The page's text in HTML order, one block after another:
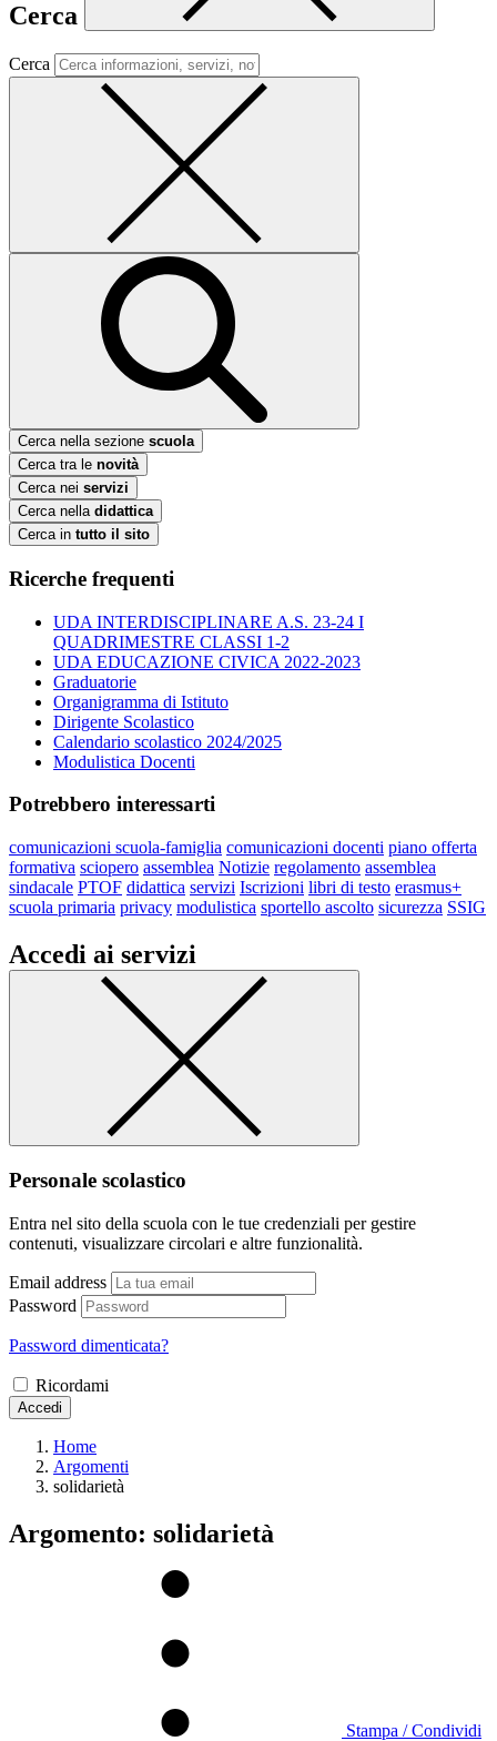
Cerca
Cerca
Cerca nella sezione scuola
Cerca tra le novità
Cerca nei servizi
Cerca nella didattica
Cerca in tutto il sito
Ricerche frequenti
UDA INTERDISCIPLINARE A.S. 23-24 I
QUADRIMESTRE CLASSI 1-2
UDA EDUCAZIONE CIVICA 2022-2023
Graduatorie
Organigramma di Istituto
Dirigente Scolastico
Calendario scolastico 2024/2025
Modulistica Docenti
Potrebbero interessarti
comunicazioni scuola-famiglia comunicazioni docenti piano offerta
formativa sciopero assemblea Notizie regolamento assemblea
sindacale PTOF didattica servizi Iscrizioni libri di testo erasmus+
scuola primaria privacy modulistica sportello ascolto sicurezza SSIG
Accedi ai servizi
Personale scolastico
Entra nel sito della scuola con le tue credenziali per gestire
contenuti, visualizzare circolari e altre funzionalità.
Email address
Password
Password dimenticata?
Ricordami
Accedi
Home
Argomenti
solidarietà
Argomento: solidarietà
Stampa / Condividi